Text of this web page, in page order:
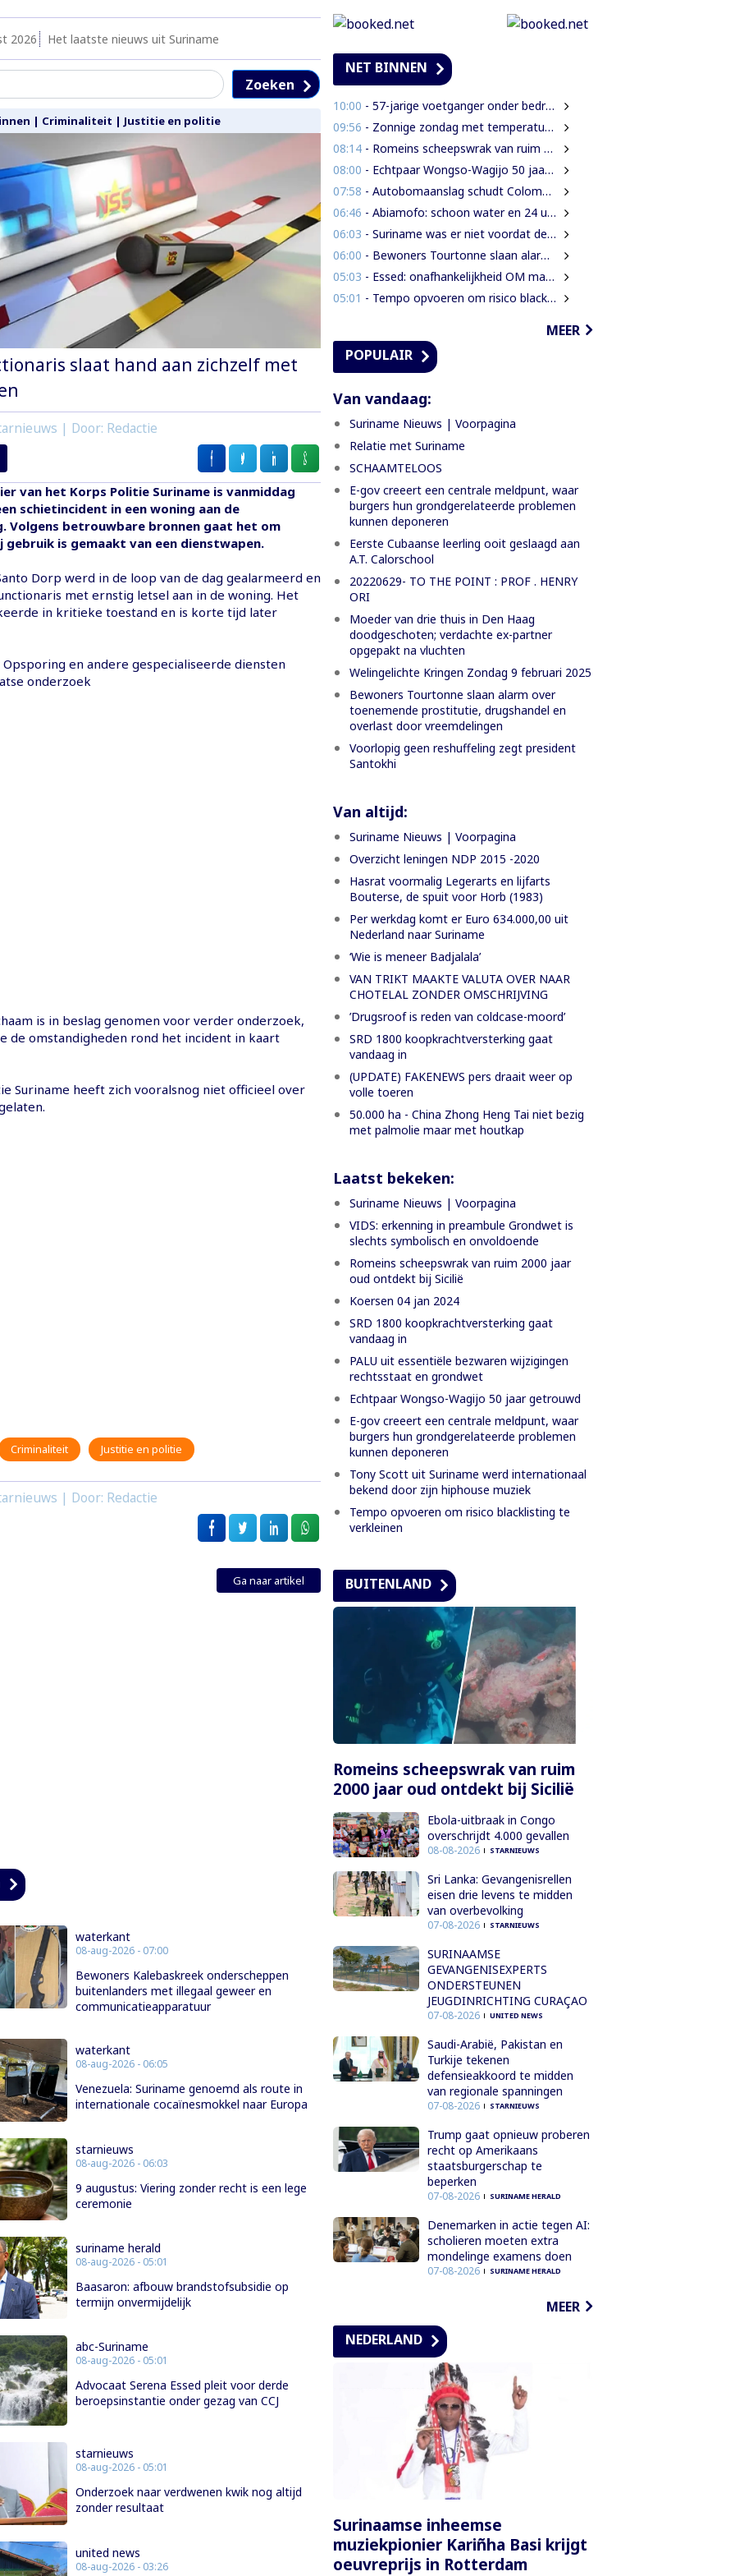
2026 Het laatste nieuws uit Suriname
Zoeken
| Criminaliteit | Justitie en politie
slaat hand aan zichzelf met
| Door: Redactie
van het Korps Politie Suriname is vanmiddag
schietincident in een woning aan de
Volgens betrouwbare bronnen gaat het om
gebruik is gemaakt van een dienstwapen.
Dorp werd in de loop van de dag gealarmeerd en
met ernstig letsel aan in de woning. Het
in kritieke toestand en is korte tijd later
Opsporing en andere gespecialiseerde diensten
onderzoek
is in beslag genomen voor verder onderzoek,
de omstandigheden rond het incident in kaart
Suriname heeft zich vooralsnog niet officieel over
Criminaliteit Justitie en politie
| Door: Redactie
Ga naar artikel
waterkant
08-aug-2026 - 07:00
Bewoners Kalebaskreek onderscheppen
buitenlanders met illegaal geweer en
communicatieapparatuur
waterkant
08-aug-2026 - 06:05
Venezuela: Suriname genoemd als route in
internationale cocaïnesmokkel naar Europa
starnieuws
08-aug-2026 - 06:03
9 augustus: Viering zonder recht is een lege
ceremonie
suriname herald
08-aug-2026 - 05:01
Baasaron: afbouw brandstofsubsidie op
termijn onvermijdelijk
abc-Suriname
08-aug-2026 - 05:01
Advocaat Serena Essed pleit voor derde
beroepsinstantie onder gezag van CCJ
starnieuws
08-aug-2026 - 05:01
Onderzoek naar verdwenen kwik nog altijd
zonder resultaat
united news
08-aug-2026 - 03:26
NET BINNEN
10:00 - 57-jarige voetganger onder bedreiging van mes beroofd van mobiele telefoon
09:56 - Zonnige zondag met temperaturen tot 34 graden
08:14- Romeins scheepswrak van ruim 2000 jaar oud ontdekt bij Sicilië
08:00 - Echtpaar Wongso-Wagijo 50 jaar getrouwd
07:58 - Autobomaanslag schudt Colombia op na inauguratie van hardline president
06:46 - Abiamofo: schoon water en 24 uur stroom moeten ook afgelegen dorpen bereiken
06:03 - Suriname was er niet voordat de Inheemse volken er waren
06:00 - Bewoners Tourtonne slaan alarm over toenemende prostitutie, drugshandel en overlast door vreemdelingen
05:03 - Essed: onafhankelijkheid OM mag niet in het gedrang komen
05:01 - Tempo opvoeren om risico blacklisting te verkleinen
MEER
POPULAIR
Van vandaag:
Suriname Nieuws | Voorpagina
Relatie met Suriname
SCHAAMTELOOS
E-gov creeert een centrale meldpunt, waar
burgers hun grondgerelateerde problemen
kunnen deponeren
Eerste Cubaanse leerling ooit geslaagd aan
A.T. Calorschool
20220629- TO THE POINT : PROF . HENRY
ORI
Moeder van drie thuis in Den Haag
doodgeschoten; verdachte ex-partner
opgepakt na vluchten
Welingelichte Kringen Zondag 9 februari 2025
Bewoners Tourtonne slaan alarm over
toenemende prostitutie, drugshandel en
overlast door vreemdelingen
Voorlopig geen reshuffeling zegt president
Santokhi
Van altijd:
Suriname Nieuws | Voorpagina
Overzicht leningen NDP 2015 -2020
Hasrat voormalig Legerarts en lijfarts
Bouterse, de spuit voor Horb (1983)
Per werkdag komt er Euro 634.000,00 uit
Nederland naar Suriname
‘Wie is meneer Badjalala’
VAN TRIKT MAAKTE VALUTA OVER NAAR
CHOTELAL ZONDER OMSCHRIJVING
’Drugsroof is reden van coldcase-moord’
SRD 1800 koopkrachtversterking gaat
vandaag in
(UPDATE) FAKENEWS pers draait weer op
volle toeren
50.000 ha - China Zhong Heng Tai niet bezig
met palmolie maar met houtkap
Laatst bekeken:
Suriname Nieuws | Voorpagina
VIDS: erkenning in preambule Grondwet is
slechts symbolisch en onvoldoende
Romeins scheepswrak van ruim 2000 jaar
oud ontdekt bij Sicilië
Koersen 04 jan 2024
SRD 1800 koopkrachtversterking gaat
vandaag in
PALU uit essentiële bezwaren wijzigingen
rechtsstaat en grondwet
Echtpaar Wongso-Wagijo 50 jaar getrouwd
E-gov creeert een centrale meldpunt, waar
burgers hun grondgerelateerde problemen
kunnen deponeren
Tony Scott uit Suriname werd internationaal
bekend door zijn hiphouse muziek
Tempo opvoeren om risico blacklisting te
verkleinen
BUITENLAND
Romeins scheepswrak van ruim
2000 jaar oud ontdekt bij Sicilië
Ebola-uitbraak in Congo
overschrijdt 4.000 gevallen
08-08-2026 STARNIEUWS
Sri Lanka: Gevangenisrellen
eisen drie levens te midden
van overbevolking
07-08-2026 STARNIEUWS
SURINAAMSE
GEVANGENISEXPERTS
ONDERSTEUNEN
JEUGDINRICHTING CURAÇAO
07-08-2026 UNITED NEWS
Saudi-Arabië, Pakistan en
Turkije tekenen
defensieakkoord te midden
van regionale spanningen
07-08-2026 STARNIEUWS
Trump gaat opnieuw proberen
recht op Amerikaans
staatsburgerschap te
beperken
07-08-2026 SURINAME HERALD
Denemarken in actie tegen AI:
scholieren moeten extra
mondelinge examens doen
07-08-2026 SURINAME HERALD
MEER
NEDERLAND
Surinaamse inheemse
muziekpionier Kariñha Basi krijgt
oeuvreprijs in Rotterdam